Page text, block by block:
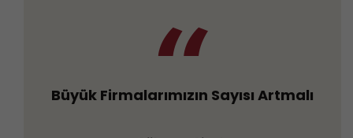
Büyük Firmalarımızın Sayısı Artmalı